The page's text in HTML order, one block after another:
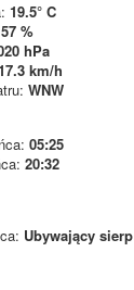
19.5° C
57 %
hPa
km/h
WNW
05:25
20:32
Ubywający sierp